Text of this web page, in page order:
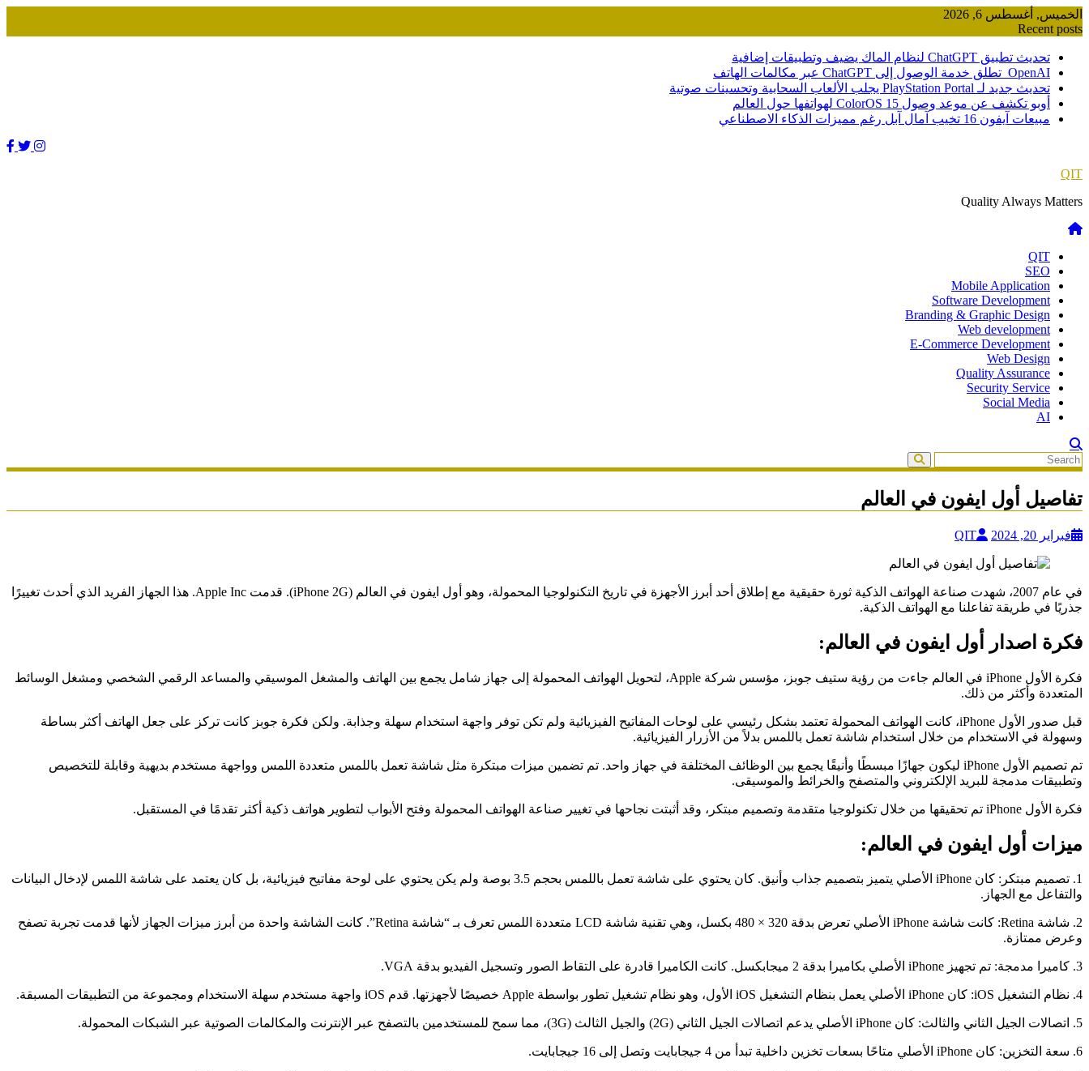
Skip
to
الخميس, أغسطس 6, 2026
Recent posts
تحديث تطبيق ChatGPT لنظام الماك يضيف وتطبيقات إضافية
OpenAI تطلق خدمة الوصول إلى ChatGPT عبر مكالمات الهاتف
تحديث جديد لـ PlayStation Portal يجلب الألعاب السحابية وتحسينات صوتية
أوبو تكشف عن موعد وصول ColorOS 15 لهواتفها حول العالم
مبيعات آيفون 16 تخيب آمال آبل رغم مميزات الذكاء الاصطناعي
QIT
Quality Always Matters
QIT
SEO
Mobile Application
Software Development
Branding & Graphic Design
Web development
E-Commerce Development
Web Design
Quality Assurance
Security Service
Social Media
AI
تفاصيل أول ايفون في العالم
فبراير 20, 2024 QIT
في عام 2007، شهدت صناعة الهواتف الذكية ثورة حقيقية مع إطلاق أحد أبرز الأجهزة في تاريخ التكنولوجيا المحمولة، وهو أول ايفون في العالم (iPhone 2G). قدمت Apple Inc. هذا الجهاز الفريد الذي أحدث تغييرًا
جذريًا في طريقة تفاعلنا مع الهواتف الذكية.
فكرة اصدار أول ايفون في العالم:
فكرة الأول iPhone في العالم جاءت من رؤية ستيف جوبز، مؤسس شركة Apple، لتحويل الهواتف المحمولة إلى جهاز شامل يجمع بين الهاتف والمشغل الموسيقي والمساعد الرقمي الشخصي ومشغل الوسائط
المتعددة وأكثر من ذلك.
قبل صدور الأول iPhone، كانت الهواتف المحمولة تعتمد بشكل رئيسي على لوحات المفاتيح الفيزيائية ولم تكن توفر واجهة استخدام سهلة وجذابة. ولكن فكرة جوبز كانت تركز على جعل الهاتف أكثر بساطة
وسهولة في الاستخدام من خلال استخدام شاشة تعمل باللمس بدلاً من الأزرار الفيزيائية.
تم تصميم الأول iPhone ليكون جهازًا مبسطًا وأنيقًا يجمع بين الوظائف المختلفة في جهاز واحد. تم تضمين ميزات مبتكرة مثل شاشة تعمل باللمس متعددة اللمس وواجهة مستخدم بديهية وقابلة للتخصيص
وتطبيقات مدمجة للبريد الإلكتروني والمتصفح والخرائط والموسيقى.
فكرة الأول iPhone تم تحقيقها من خلال تكنولوجيا متقدمة وتصميم مبتكر، وقد أثبتت نجاحها في تغيير صناعة الهواتف المحمولة وفتح الأبواب لتطوير هواتف ذكية أكثر تقدمًا في المستقبل.
ميزات أول ايفون في العالم:
1. تصميم مبتكر: كان iPhone الأصلي يتميز بتصميم جذاب وأنيق. كان يحتوي على شاشة تعمل باللمس بحجم 3.5 بوصة ولم يكن يحتوي على لوحة مفاتيح فيزيائية، بل كان يعتمد على شاشة اللمس لإدخال البيانات
والتفاعل مع الجهاز.
2. شاشة Retina: كانت شاشة iPhone الأصلي تعرض بدقة 320 × 480 بكسل، وهي تقنية شاشة LCD متعددة اللمس تعرف بـ “شاشة Retina”. كانت الشاشة واحدة من أبرز ميزات الجهاز لأنها قدمت تجربة تصفح
وعرض ممتازة.
3. كاميرا مدمجة: تم تجهيز iPhone الأصلي بكاميرا بدقة 2 ميجابكسل. كانت الكاميرا قادرة على التقاط الصور وتسجيل الفيديو بدقة VGA.
4. نظام التشغيل iOS: كان iPhone الأصلي يعمل بنظام التشغيل iOS الأول، وهو نظام تشغيل تطور بواسطة Apple خصيصًا لأجهزتها. قدم iOS واجهة مستخدم سهلة الاستخدام ومجموعة من التطبيقات المسبقة.
5. اتصالات الجيل الثاني والثالث: كان iPhone الأصلي يدعم اتصالات الجيل الثاني (2G) والجيل الثالث (3G)، مما سمح للمستخدمين بالتصفح عبر الإنترنت والمكالمات الصوتية عبر الشبكات المحمولة.
6. سعة التخزين: كان iPhone الأصلي متاحًا بسعات تخزين داخلية تبدأ من 4 جيجابايت وتصل إلى 16 جيجابايت.